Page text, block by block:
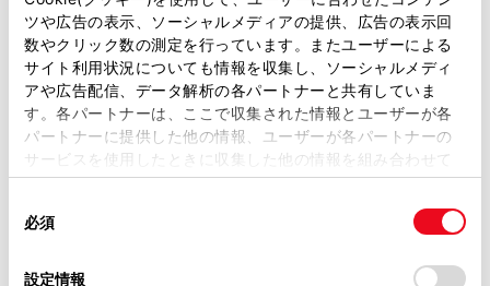
ツや広告の表示、ソーシャルメディアの提供、広告の表示回
数やクリック数の測定を行っています。またユーザーによる
サイト利用状況についても情報を収集し、ソーシャルメディ
アや広告配信、データ解析の各パートナーと共有していま
す。各パートナーは、ここで収集された情報とユーザーが各
パートナーに提供した他の情報、ユーザーが各パートナーの
サービスを使用したときに収集した他の情報を組み合わせて
使用することがあります。当ウェブサイトの使用を続行する
デバイスにすべてのCookie(クッキー)が保存されることに同
必須
設定情報
正常に取得できませんでした。
詳しくは販売店までお問合せくださ
い。
（2-7-4）
見積りシミュレーショントップへ